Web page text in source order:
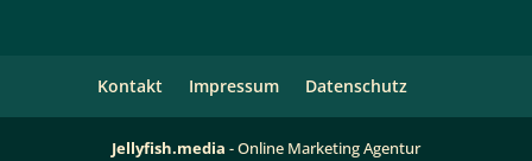
Kontakt Impressum Datenschutz
Jellyfish.media - Online Marketing Agentur